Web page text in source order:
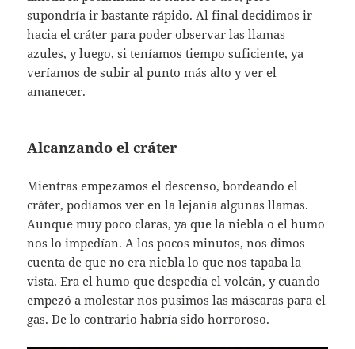
supondría ir bastante rápido. Al final decidimos ir
hacia el cráter para poder observar las llamas
azules, y luego, si teníamos tiempo suficiente, ya
veríamos de subir al punto más alto y ver el
amanecer.
Alcanzando el cráter
Mientras empezamos el descenso, bordeando el
cráter, podíamos ver en la lejanía algunas llamas.
Aunque muy poco claras, ya que la niebla o el humo
nos lo impedían. A los pocos minutos, nos dimos
cuenta de que no era niebla lo que nos tapaba la
vista. Era el humo que despedía el volcán, y cuando
empezó a molestar nos pusimos las máscaras para el
gas. De lo contrario habría sido horroroso.